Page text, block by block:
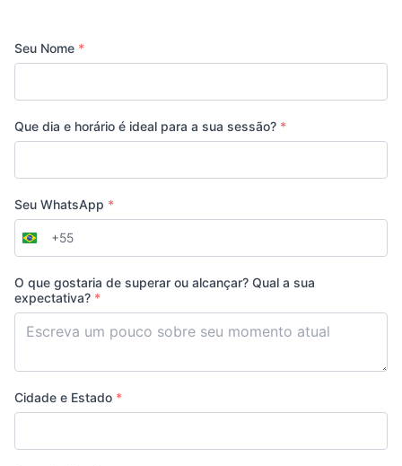
Seu Nome *
Que dia e horário é ideal para a sua sessão? *
Seu WhatsApp *
Brazil
+55
+55
O que gostaria de superar ou alcançar? Qual a sua
expectativa? *
Cidade e Estado *